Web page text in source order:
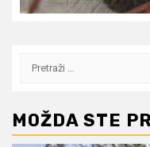
Pretraži:
MOŽDA STE